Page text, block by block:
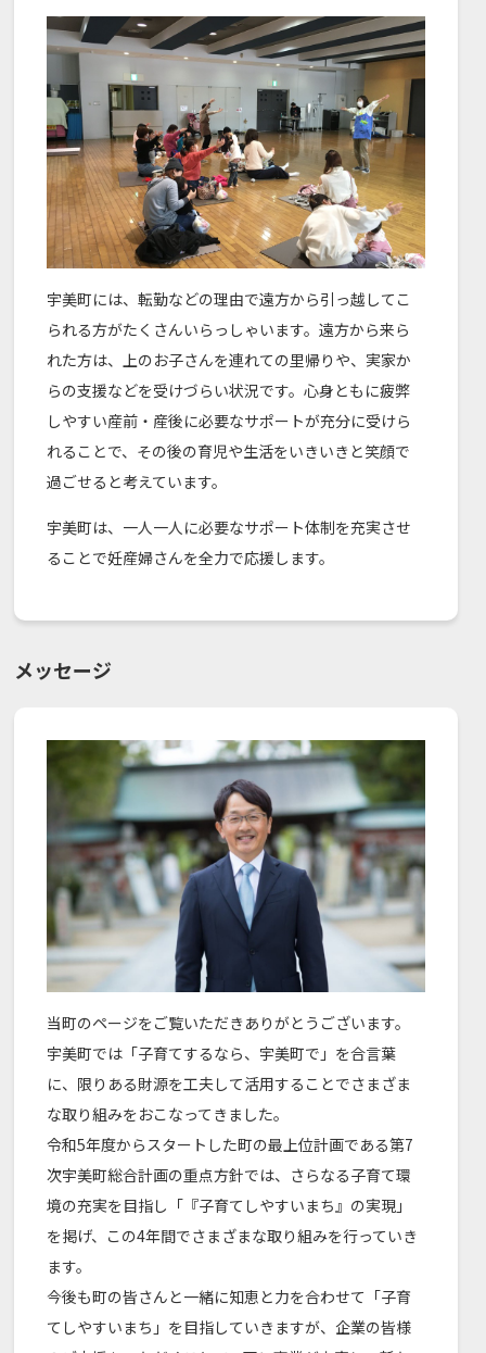
宇美町には、転勤などの理由で遠方から引っ越してこ
られる方がたくさんいらっしゃいます。遠方から来ら
れた方は、上のお子さんを連れての里帰りや、実家か
らの支援などを受けづらい状況です。心身ともに疲弊
しやすい産前・産後に必要なサポートが充分に受けら
れることで、その後の育児や生活をいきいきと笑顔で
過ごせると考えています。
宇美町は、一人一人に必要なサポート体制を充実させ
ることで妊産婦さんを全力で応援します。
メッセージ
当町のページをご覧いただきありがとうございます。
宇美町では「子育てするなら、宇美町で」を合言葉
に、限りある財源を工夫して活用することでさまざま
な取り組みをおこなってきました。
令和5年度からスタートした町の最上位計画である第7
次宇美町総合計画の重点方針では、さらなる子育て環
境の充実を目指し「『子育てしやすいまち』の実現」
を掲げ、この4年間でさまざまな取り組みを行っていき
ます。
今後も町の皆さんと一緒に知恵と力を合わせて「子育
てしやすいまち」を目指していきますが、企業の皆様